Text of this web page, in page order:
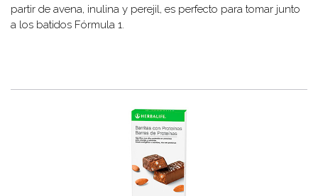
partir de avena, inulina y perejil, es perfecto para tomar junto
a los batidos Fórmula 1.